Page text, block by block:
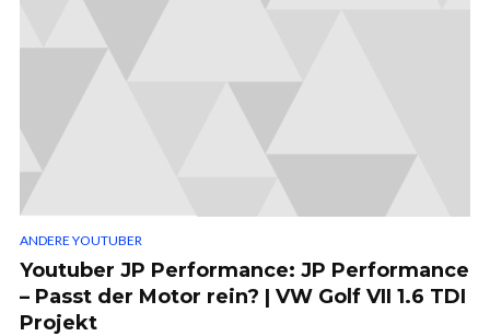
ANDERE YOUTUBER
Youtuber JP Performance: JP Performance
– Passt der Motor rein? | VW Golf VII 1.6 TDI
Projekt